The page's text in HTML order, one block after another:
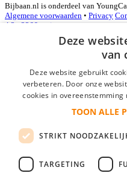
Bijbaan.nl is onderdeel van
Algemene voorwaarden • Privacy
4.3 - 3366 reviews
Inloggen als bedrijf
*
login gegevens onthouden
login
Deze
van
Deze website gebruikt
verbeteren. Door onze
cookies in overeenstemming
TOON ALLE
STRIKT
TARGETING